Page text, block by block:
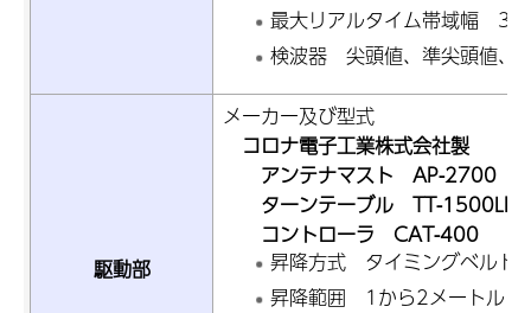
最大リアルタイム帯域幅
検波器 尖頭値、準尖頭値、
駆動部
メーカー及び型式
コロナ電子工業株式会社製
アンテナマスト AP-2700
ターンテーブル TT-1500LP
コントローラ CAT-400
昇降方式 タイミングベルト
昇降範囲 1から2メートル